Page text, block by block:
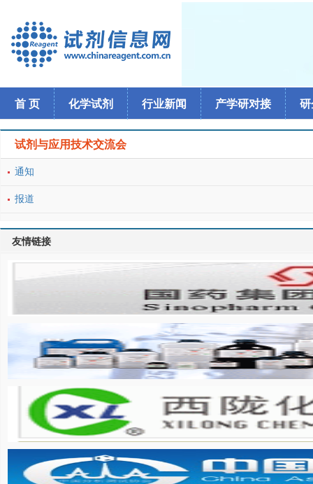
首 页 化学试剂 行业新闻 产学研对接 研
试剂与应用技术交流会
通知
报道
友情链接